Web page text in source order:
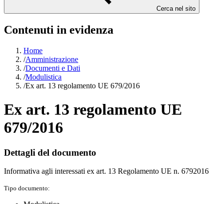
Cerca nel sito
Contenuti in evidenza
Home
/Amministrazione
/Documenti e Dati
/Modulistica
/Ex art. 13 regolamento UE 679/2016
Ex art. 13 regolamento UE
679/2016
Dettagli del documento
Informativa agli interessati ex art. 13 Regolamento UE n. 6792016
Tipo documento: